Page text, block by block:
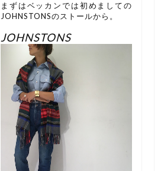
まずはベッカンでは初めましての
JOHNSTONSのストールから。
JOHNSTONS